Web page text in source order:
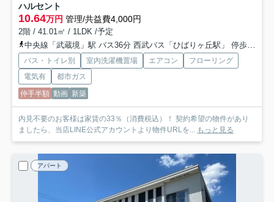
ハルセント
10.64万円 管理/共益費4,000円
2階 / 41.01㎡ / 1LDK /予定
中央線「武蔵境」駅 バス36分 西武バス「ひばりヶ丘駅」 停歩12分
バス・トイレ別 室内洗濯機置場 エアコン
フローリング
電気有
都市ガス
仲手半額 動画 新築
内見不要のお客様は家賃の33％（消費税込）！ 契約希望の物件があり
ましたら、当店LINE公式アカウントより物件URLを...
もっと見る
アパート